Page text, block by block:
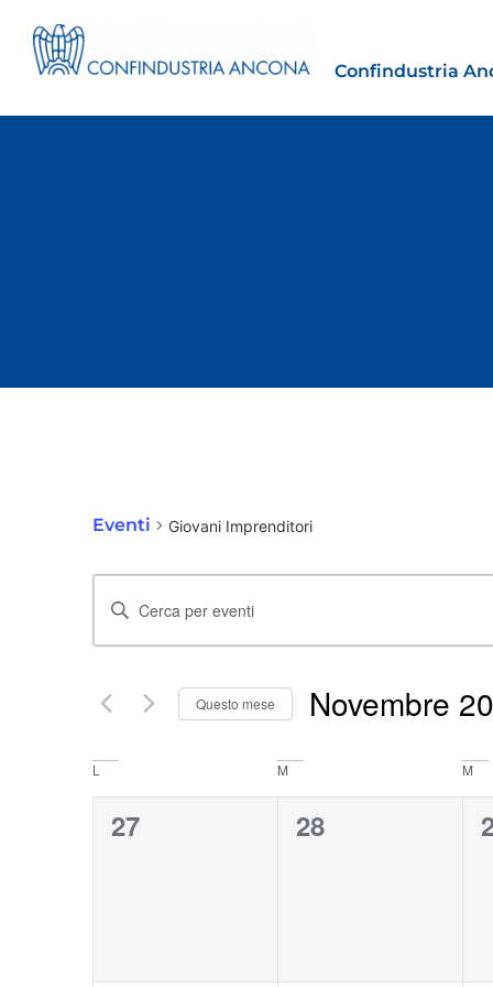
Confindustria
Eventi Giovani Imprenditori
Eventi
Ricerca
e
viste
Navigazione
Inserisci
Parola
Eventi
per
Parola
Questo mese Novembre
data.
Calendario
di
L M M
0
27
0
28
0